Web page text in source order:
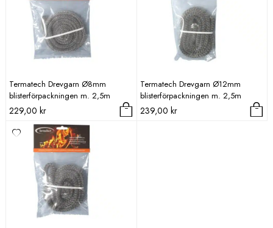
Termatech Drevgarn Ø8mm
blisterförpackningen m. 2,5m
229,00 kr
Termatech Drevgarn Ø12mm
blisterförpackningen m. 2,5m
239,00 kr